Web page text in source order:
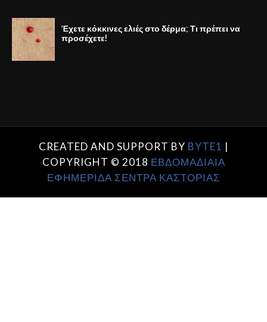
Έχετε κόκκινες ελιές στο δέρμα; Τι πρέπει να
προσέχετε!
CREATED AND SUPPORT BY BYTE1 |
COPYRIGHT © 2018 ΕΒΔΟΜΑΔΙΑΙΑ
ΕΦΗΜΕΡΙΔΑ ΣΕΝΤΡΑ ΚΑΣΤΟΡΙΑΣ